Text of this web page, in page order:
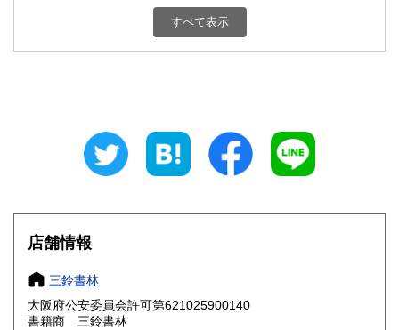
230円 富山県
230円 三重県
大阪府
奈良県
鳥取県 230円 島根県
すべて表示
店舗情報
三鈴書林
大阪府公安委員会許可第621025900140
書籍商 三鈴書林